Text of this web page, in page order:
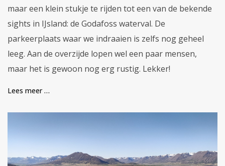
maar een klein stukje te rijden tot een van de bekende
sights in IJsland: de Godafoss waterval. De
parkeerplaats waar we indraaien is zelfs nog geheel
leeg. Aan de overzijde lopen wel een paar mensen,
maar het is gewoon nog erg rustig. Lekker!
Lees meer …